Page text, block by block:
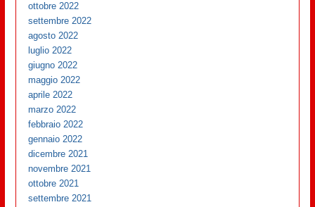
ottobre 2022
settembre 2022
agosto 2022
luglio 2022
giugno 2022
maggio 2022
aprile 2022
marzo 2022
febbraio 2022
gennaio 2022
dicembre 2021
novembre 2021
ottobre 2021
settembre 2021